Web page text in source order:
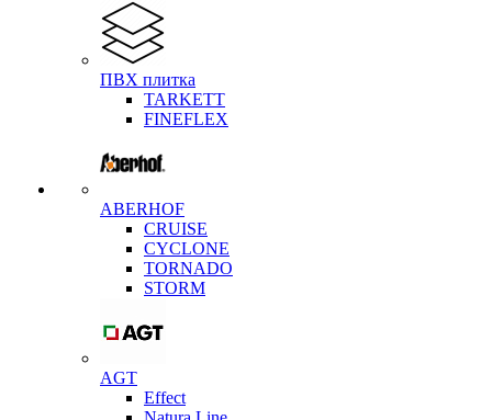
ПВХ плитка
TARKETT
FINEFLEX
ABERHOF
CRUISE
CYCLONE
TORNADO
STORM
AGT
Effect